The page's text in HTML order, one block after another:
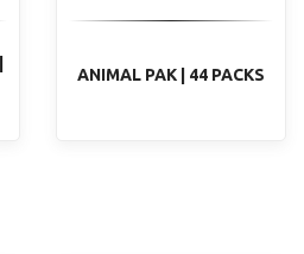
ANIMAL PAK | 44 PACKS